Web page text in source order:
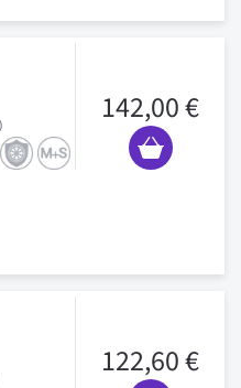
142,00 €
122,60 €